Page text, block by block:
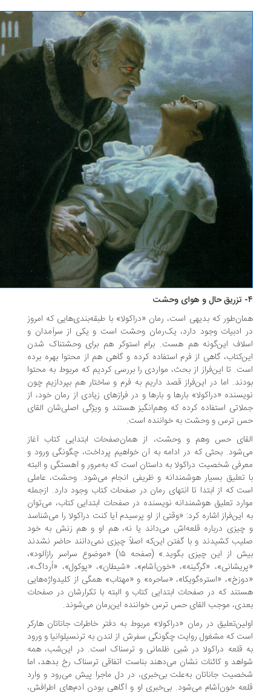
که بدیهی است، رمان «دراکولا» با طبقه‌بندی‌هایی که امروز
ادبیات وجود دارد، یک‌رمان وحشت است و یکی از سرآمدان و
این‌گونه هم هست. برام استوکر هم برای وحشتناک شدن
گاهی از فرم استفاده کرده و گاهی هم از محتوا بهره برده
تا این‌فراز از بحث، مواردی را بررسی کردیم که مربوط به محتوا
اما در این‌فراز قصد داریم به فرم و ساختار هم بپردازیم چون
«دراکولا» بارها و بارها و در فرازهای زیادی از رمان خود، از
استفاده کرده که وهم‌انگیز هستند و ویژگی اصلی‌شان القای
ترس و وحشت به خواننده است.
حس وهم و وحشت، از همان‌صفحات ابتدایی کتاب آغاز
بحثی که در ادامه به آن خواهیم پرداخت، چگونگی ورود و
شخصیت دراکولا به داستان است که به‌مرور و آهستگی و البته
تعلیق بسیار هوشمندانه و ظریفی انجام می‌شود. وحشت، عاملی
که از ابتدا تا انتهای رمان در صفحات کتاب وجود دارد. ازجمله
تعلیق هوشمندانه نویسنده در صفحات ابتدایی کتاب، می‌توان
این‌فراز اشاره کرد: «وقتی از او پرسیدم آیا کنت دراکولا را می‌شناسد
درباره قلعه‌اش می‌داند یا نه، هم او و هم زنش به خود
کشیدند و با گفتن این‌که اصلاً چیزی نمی‌دانند حاضر نشدند
بیش از این چیزی بگوید.» (صفحه ۱۵) «موضوع سراسر رازآلود»،
«گرگینه»، «خون‌آشام»، «شیطان»، «پوکول»، «اُرداگ»،
«استره‌گویکا»، «ساحره» و «مهتاب» همگی از کلیدواژه‌هایی
که در صفحات ابتدایی کتاب و البته با تکرارشان در صفحات
موجب القای حس ترس خواننده این‌رمان می‌شوند.
در رمان «دراکولا» مربوط به دفتر خاطرات جاناتان هارکر
که مشغول روایت چگونگی سفرش از لندن به ترنسیلوانیا و ورود
قلعه دراکولا در شبی ظلمانی و ترسناک است. در این‌شب، همه
و کائنات نشان می‌دهند بناست اتفاقی ترسناک رخ بدهد، اما
جاناتان به‌علت بی‌خبری، در دل ماجرا پیش می‌رود و وارد
خون‌آشام می‌شود. بی‌خبری او و آگاهی بودن آدم‌های اطرافش،